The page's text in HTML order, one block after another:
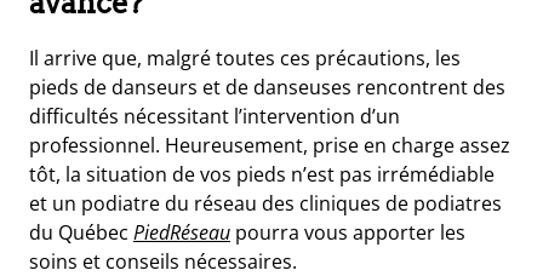
Il arrive que, malgré toutes ces précautions, les
pieds de danseurs et de danseuses rencontrent des
difficultés nécessitant l’intervention d’un
professionnel. Heureusement, prise en charge assez
tôt, la situation de vos pieds n’est pas irrémédiable
et un podiatre du réseau des cliniques de podiatres
du Québec PiedRéseau pourra vous apporter les
soins et conseils nécessaires.